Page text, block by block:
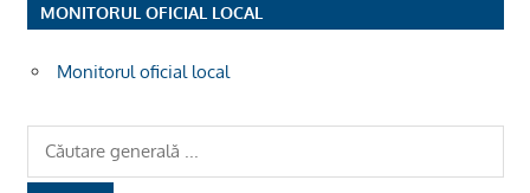
MONITORUL OFICIAL LOCAL
Monitorul oficial local